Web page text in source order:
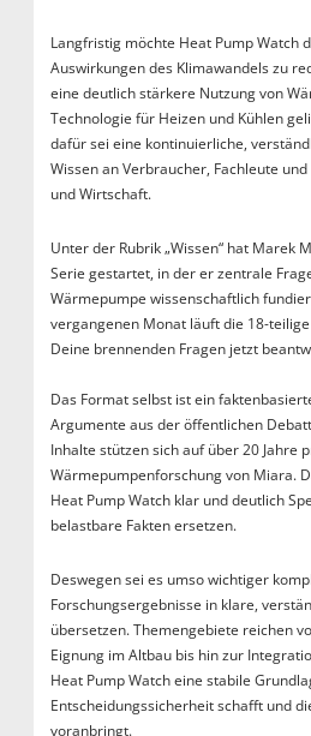
Langfristig möchte Heat Pump Watch
Auswirkungen des Klimawandels zu
eine deutlich stärkere Nutzung von
Technologie für Heizen und Kühlen
dafür sei eine kontinuierliche,
Wissen an Verbraucher, Fachleute
und Wirtschaft.
Unter der Rubrik „Wissen“ hat Marek
Serie gestartet, in der er zentrale
Wärmepumpe wissenschaftlich
vergangenen Monat läuft die 18-
Deine brennenden Fragen jetzt
Das Format selbst ist ein
Argumente aus der öffentlichen
Inhalte stützen sich auf über 20 Jahre
Wärmepumpenforschung von Miara.
Heat Pump Watch klar und deutlich
belastbare Fakten ersetzen.
Deswegen sei es umso wichtiger
Forschungsergebnisse in klare,
übersetzen. Themengebiete reichen
Eignung im Altbau bis hin zur
Heat Pump Watch eine stabile
Entscheidungssicherheit schafft und
voranbringt.